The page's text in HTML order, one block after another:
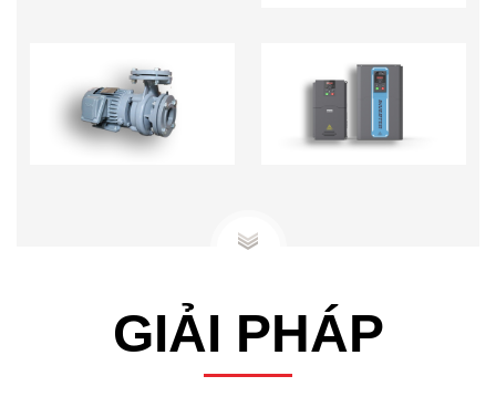
BƠM TECO-BƠM ĐỊNH
LƯỢNG
BIẾN TẦN - BỘ CHỈNH
TỐC ĐỘ MOTOR
GIẢI PHÁP